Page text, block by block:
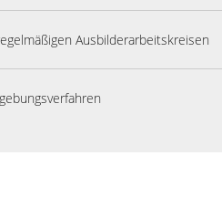
Ausbilderarbeitskreisen